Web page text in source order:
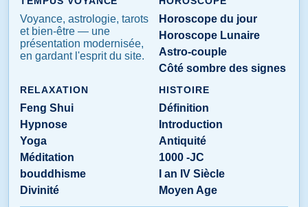
Voyance, astrologie, tarots
et bien-être — une
présentation modernisée,
en gardant l'esprit du site.
Horoscope du jour
Horoscope Lunaire
Astro-couple
Côté sombre des signes
RELAXATION
Feng Shui
Hypnose
Yoga
Méditation
bouddhisme
Divinité
HISTOIRE
Définition
Introduction
Antiquité
1000 -JC
I an IV Siècle
Moyen Age